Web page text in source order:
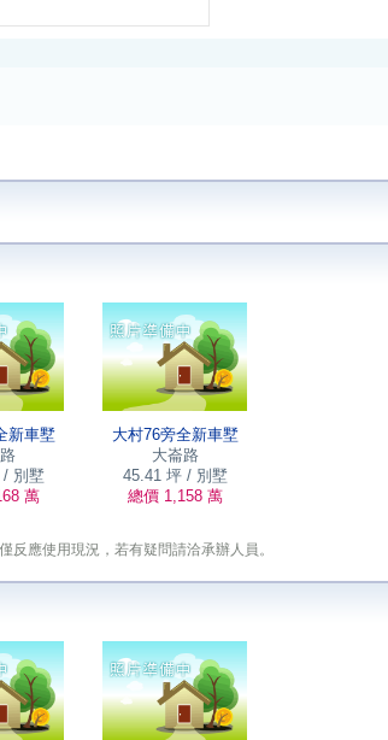
新車墅
/ 別墅
萬
大村76旁全新車墅
大崙路
45.41 坪 / 別墅
總價 1,158 萬
應使用現況，若有疑問請洽承辦人員。